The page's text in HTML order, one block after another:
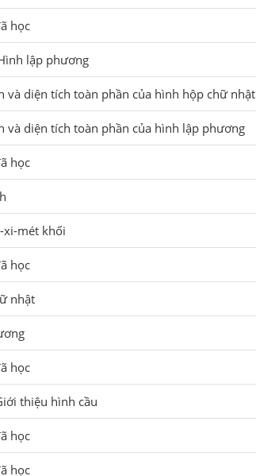
học
lập phương
và diện tích toàn phần của hình hộp chữ nhật
và diện tích toàn phần của hình lập phương
học
xi-mét khối
học
nhật
học
thiệu hình cầu
học
học